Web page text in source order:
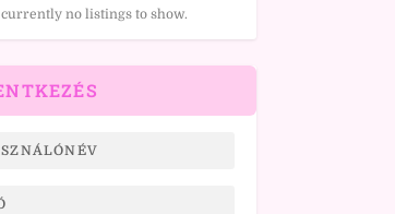
no listings to show.